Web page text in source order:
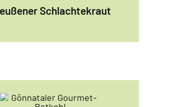
Schlachtekraut